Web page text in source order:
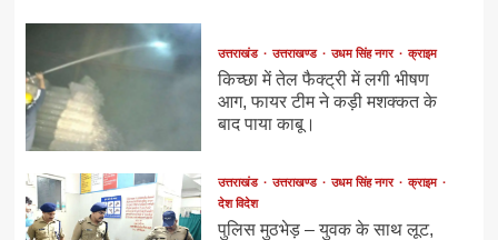
उत्तराखंड उत्तराखण्ड उधम सिंह नगर क्राइम
किच्छा में तेल फैक्ट्री में लगी भीषण
आग, फायर टीम ने कड़ी मशक्कत के
बाद पाया काबू।
उत्तराखंड उत्तराखण्ड उधम सिंह नगर
क्राइम
देश विदेश
पुलिस मुठभेड़ – युवक के साथ लूट,